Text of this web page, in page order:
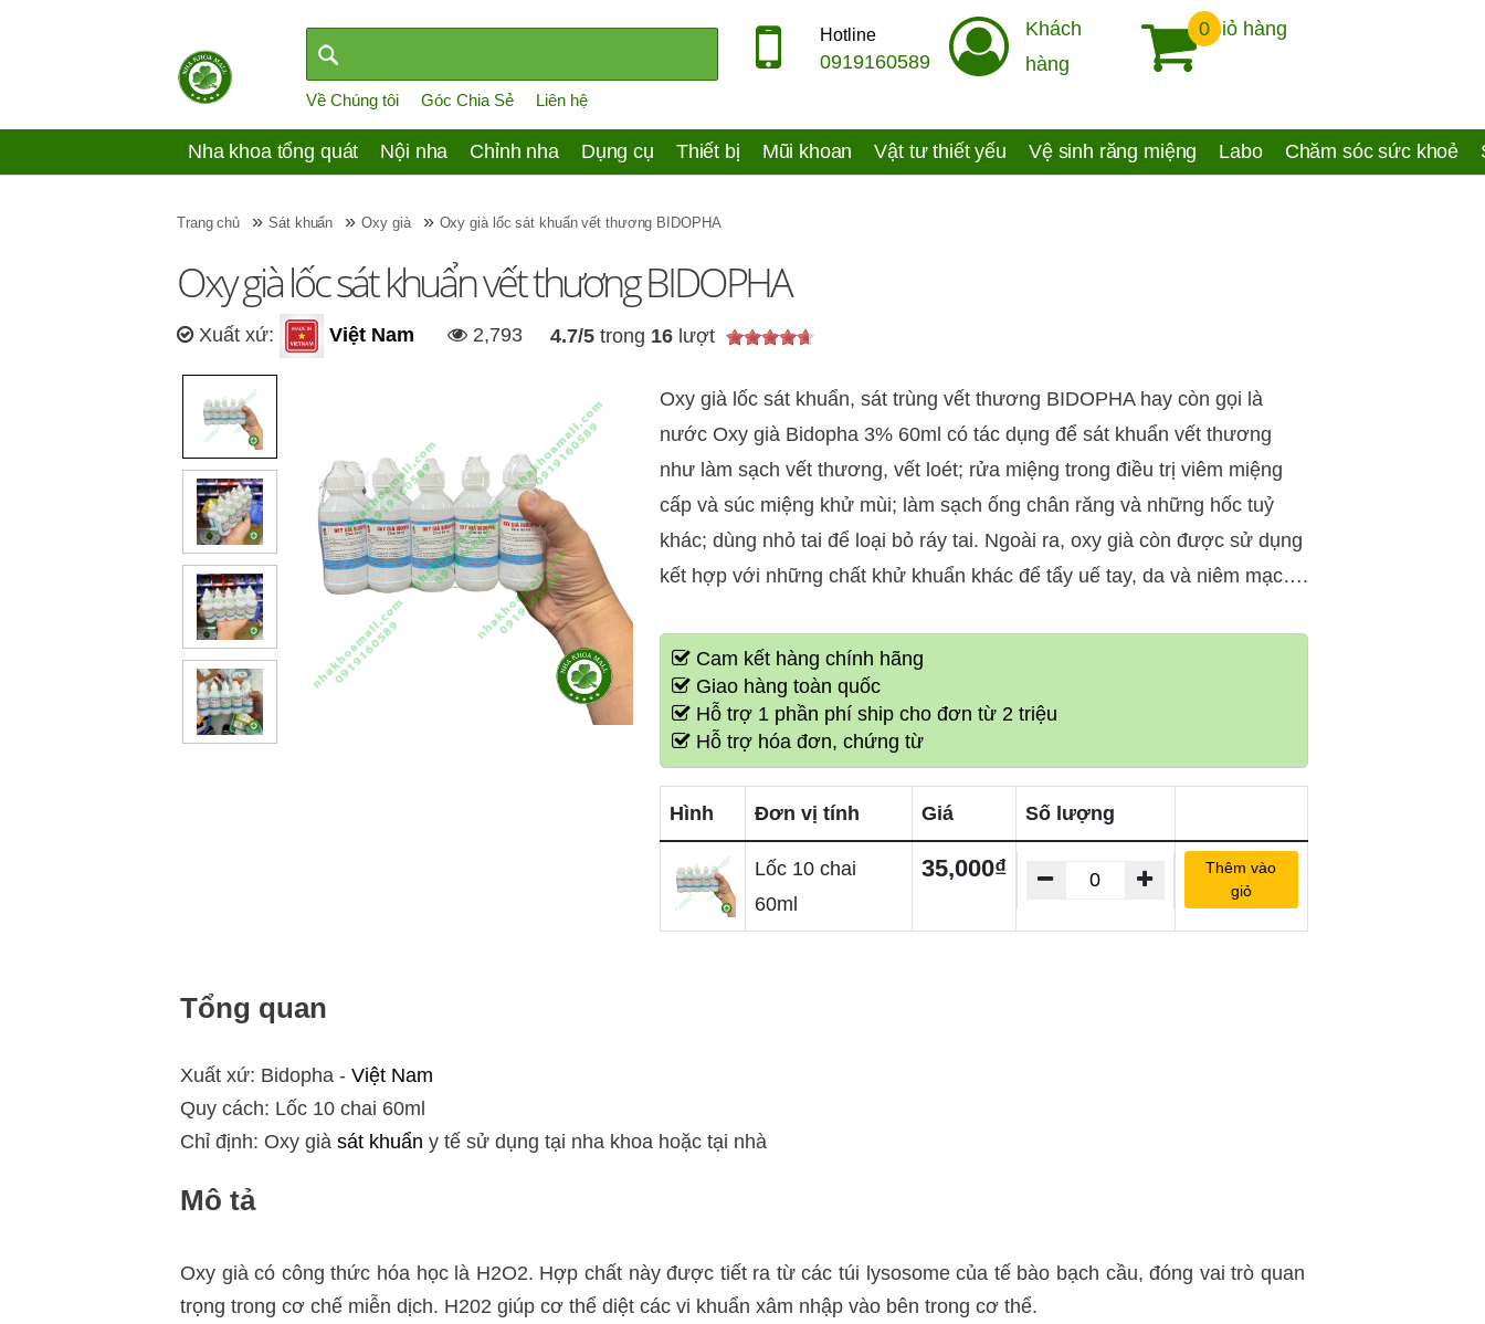
Về Chúng tôi Góc Chia Sẻ Liên hệ
Hotline
0919160589
Khách
hàng
0Giỏ hàng
Nha khoa tổng quát Nội nha Chỉnh nha Dụng cụ Thiết bị Mũi khoan Vật tư thiết yếu Vệ sinh răng miệng Labo Chăm sóc sức khoẻ
Trang chủ »Sát khuẩn »Oxy già » Oxy già lốc sát khuẩn vết thương BIDOPHA
Oxy già lốc sát khuẩn vết thương BIDOPHA
Xuất xứ: Việt Nam 2,793 4.7/5 trong 16 lượt
Oxy già lốc sát khuẩn, sát trùng vết thương BIDOPHA hay còn gọi là
nước Oxy già Bidopha 3% 60ml có tác dụng để sát khuẩn vết thương
như làm sạch vết thương, vết loét; rửa miệng trong điều trị viêm miệng
cấp và súc miệng khử mùi; làm sạch ống chân răng và những hốc tuỷ
khác; dùng nhỏ tai để loại bỏ ráy tai. Ngoài ra, oxy già còn được sử dụng
kết hợp với những chất khử khuẩn khác để tẩy uế tay, da và niêm mạc….
Cam kết hàng chính hãng
Giao hàng toàn quốc
Hỗ trợ 1 phần phí ship cho đơn từ 2 triệu
Hỗ trợ hóa đơn, chứng từ
Hình Đơn vị tính Giá Số lượng
Lốc 10 chai
60ml
35,000₫
Thêm vào
giỏ
Tổng quan
Xuất xứ: Bidopha - Việt Nam
Quy cách: Lốc 10 chai 60ml
Chỉ định: Oxy già sát khuẩn y tế sử dụng tại nha khoa hoặc tại nhà
Mô tả
Oxy già có công thức hóa học là H2O2. Hợp chất này được tiết ra từ các túi lysosome của tế bào bạch cầu, đóng vai trò quan
trọng trong cơ chế miễn dịch. H202 giúp cơ thể diệt các vi khuẩn xâm nhập vào bên trong cơ thể.